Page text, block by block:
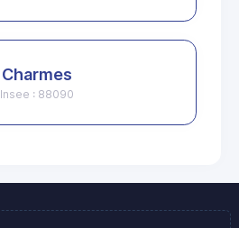
Charmes
Insee : 88090